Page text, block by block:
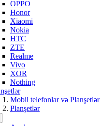
OPPO
Honor
Xiaomi
Nokia
HTC
ZTE
Realme
Vivo
XOR
Nothing
Mobil telefonlar və Planşetlər
Planşetlər